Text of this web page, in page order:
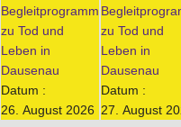
Begleitprogramm
zu Tod und
Leben in
Dausenau
Datum :
26. August 2026
zu Tod und
Leben in
Dausenau
Datum :
27. August